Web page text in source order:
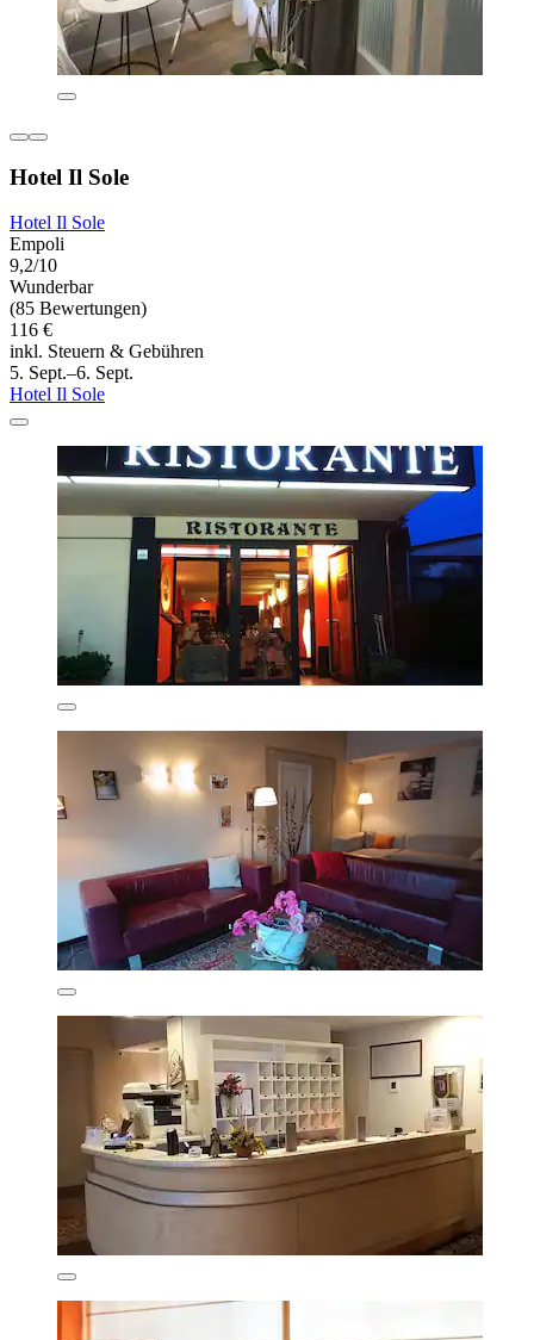
Hotel Il Sole
Hotel Il Sole
Empoli
9,2/10
Wunderbar
(85 Bewertungen)
116 €
inkl. Steuern & Gebühren
5. Sept.–6. Sept.
Hotel Il Sole